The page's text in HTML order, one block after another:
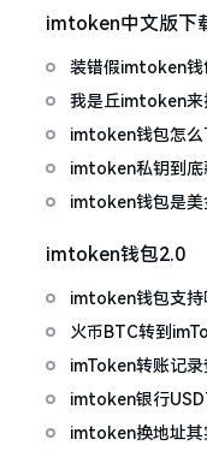
imtoken中文版下
装错假imtoken钱
招能救急
我是丘imtoken来
imtoken钱包怎么
imtoken私钥到底
imtoken钱包是美
imtoken钱包2.0
imtoken钱包支持
火币BTC转到
情况
imToken转账记
imtoken银行
搞定
imtoken换地址其